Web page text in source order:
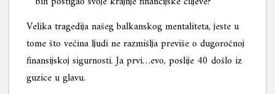
Velika tragedija našeg balkanskog mentaliteta, jeste u
tome što većina ljudi ne razmišlja previše o dugoročnoj
finansijskoj sigurnosti. Ja prvi…evo, poslije 40 došlo iz
guzice u glavu.